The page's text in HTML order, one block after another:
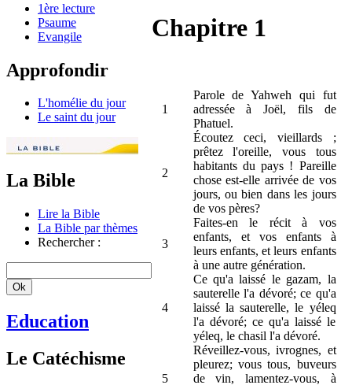
1ère lecture
Psaume
Evangile
Approfondir
L'homélie du jour
Le saint du jour
La Bible
Lire la Bible
La Bible par thèmes
Rechercher :
Education
Le Catéchisme
Chapitre 1
1
Parole de Yahweh qui fut
adressée à Joël, fils de
Phatuel.
2
Écoutez ceci, vieillards ;
prêtez l'oreille, vous tous
habitants du pays ! Pareille
chose est-elle arrivée de vos
jours, ou bien dans les jours
de vos pères?
3
Faites-en le récit à vos
enfants, et vos enfants à
leurs enfants, et leurs enfants
à une autre génération.
4
Ce qu'a laissé le gazam, la
sauterelle l'a dévoré; ce qu'a
laissé la sauterelle, le yéleq
l'a dévoré; ce qu'a laissé le
yéleq, le chasil l'a dévoré.
5
Réveillez-vous, ivrognes, et
pleurez; vous tous, buveurs
de vin, lamentez-vous, à